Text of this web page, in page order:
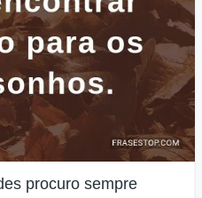
procuro sempre